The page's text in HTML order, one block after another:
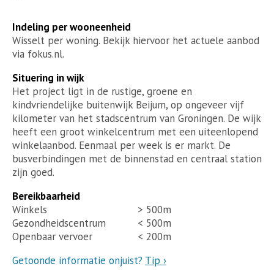
Indeling per wooneenheid
Wisselt per woning. Bekijk hiervoor het actuele aanbod
via fokus.nl.
Situering in wijk
Het project ligt in de rustige, groene en
kindvriendelijke buitenwijk Beijum, op ongeveer vijf
kilometer van het stadscentrum van Groningen. De wijk
heeft een groot winkelcentrum met een uiteenlopend
winkelaanbod. Eenmaal per week is er markt. De
busverbindingen met de binnenstad en centraal station
zijn goed.
Bereikbaarheid
Winkels
> 500m
Gezondheidscentrum
< 500m
Openbaar vervoer
< 200m
Getoonde informatie onjuist? Tip ›